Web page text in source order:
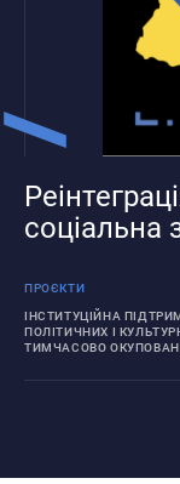
соціальна
ПРОЄКТИ
ІНСТИТУЦІЙНА
ПОЛІТИЧНИХ І
ТИМЧАСОВО